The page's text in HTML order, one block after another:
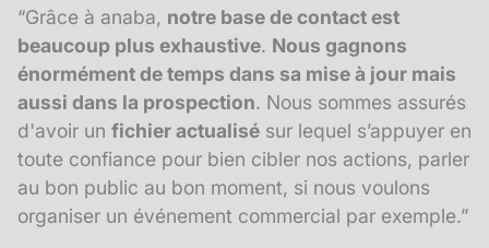
“Grâce à anaba, notre base de contact est
beaucoup plus exhaustive. Nous gagnons
énormément de temps dans sa mise à jour mais
aussi dans la prospection. Nous sommes assurés
d'avoir un fichier actualisé sur lequel s’appuyer en
toute confiance pour bien cibler nos actions, parler
au bon public au bon moment, si nous voulons
organiser un événement commercial par exemple.”